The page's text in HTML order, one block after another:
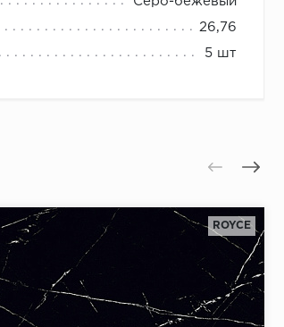
26,76
5 шт
ROYCE